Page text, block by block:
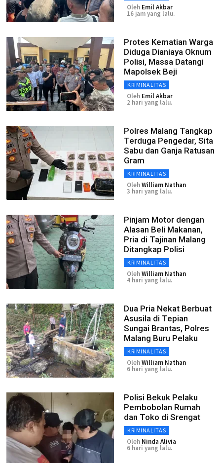
Oleh Emil Akbar
16 jam yang lalu.
Protes Kematian Warga
Diduga Dianiaya Oknum
Polisi, Massa Datangi
Mapolsek Beji
KRIMINALITAS
Oleh Emil Akbar
2 hari yang lalu.
Polres Malang Tangkap
Terduga Pengedar, Sita
Sabu dan Ganja Ratusan
Gram
KRIMINALITAS
OlehWilliam Nathan
3 hari yang lalu.
Pinjam Motor dengan
Alasan Beli Makanan,
Pria di Tajinan Malang
Ditangkap Polisi
KRIMINALITAS
OlehWilliam Nathan
4 hari yang lalu.
Dua Pria Nekat Berbuat
Asusila di Tepian
Sungai Brantas, Polres
Malang Buru Pelaku
KRIMINALITAS
OlehWilliam Nathan
6 hari yang lalu.
Polisi Bekuk Pelaku
Pembobolan Rumah
dan Toko di Srengat
KRIMINALITAS
Oleh Ninda Alivia
6 hari yang lalu.